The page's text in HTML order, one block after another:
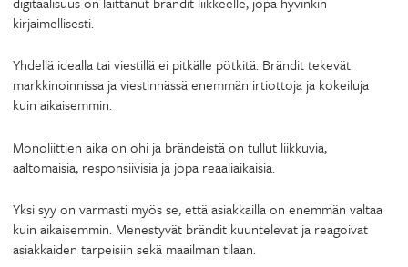
kirjaimellisesti.
Yhdellä idealla tai viestillä ei pitkälle pötkitä. Brändit tekevät
markkinoinnissa ja viestinnässä enemmän irtiottoja ja kokeiluja
kuin aikaisemmin.
Monoliittien aika on ohi ja brändeistä on tullut liikkuvia,
aaltomaisia, responsiivisia ja jopa reaaliaikaisia.
Yksi syy on varmasti myös se, että asiakkailla on enemmän valtaa
kuin aikaisemmin. Menestyvät brändit kuuntelevat ja reagoivat
asiakkaiden tarpeisiin sekä maailman tilaan.